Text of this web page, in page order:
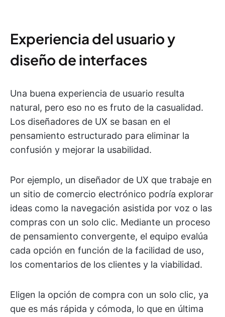
Experiencia del usuario y
diseño de interfaces
Una buena experiencia de usuario resulta
natural, pero eso no es fruto de la casualidad.
Los diseñadores de UX se basan en el
pensamiento estructurado para eliminar la
confusión y mejorar la usabilidad.
Por ejemplo, un diseñador de UX que trabaje en
un sitio de comercio electrónico podría explorar
ideas como la navegación asistida por voz o las
compras con un solo clic. Mediante un proceso
de pensamiento convergente, el equipo evalúa
cada opción en función de la facilidad de uso,
los comentarios de los clientes y la viabilidad.
Eligen la opción de compra con un solo clic, ya
que es más rápida y cómoda, lo que en última